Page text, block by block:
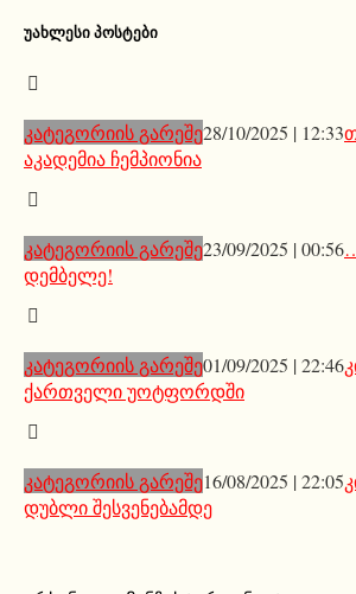
ᲣᲐᲮᲚᲔᲡᲘ ᲞᲝᲡᲢᲔᲑᲘ
კატეგორიის გარეშე28/10/2025 | 12:33
აკადემია ჩემპიონია
კატეგორიის გარეშე23/09/2025 | 00:56
დემბელე!
კატეგორიის გარეშე01/09/2025 | 22:46
ქართველი უოტფორდში
კატეგორიის გარეშე16/08/2025 | 22:05
დუბლი შესვენებამდე